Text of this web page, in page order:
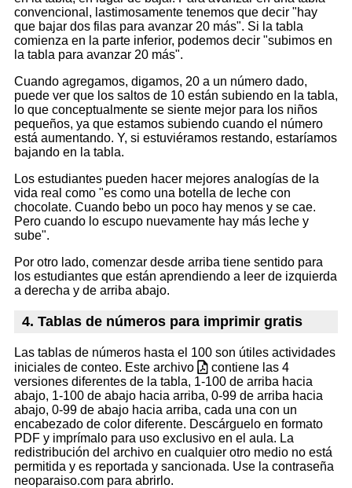
convencional, lastimosamente tenemos que decir "hay
que bajar dos filas para avanzar 20 más". Si la tabla
comienza en la parte inferior, podemos decir "subimos en
la tabla para avanzar 20 más".
Cuando agregamos, digamos, 20 a un número dado,
puede ver que los saltos de 10 están subiendo en la tabla,
lo que conceptualmente se siente mejor para los niños
pequeños, ya que estamos subiendo cuando el número
está aumentando. Y, si estuviéramos restando, estaríamos
bajando en la tabla.
Los estudiantes pueden hacer mejores analogías de la
vida real como "es como una botella de leche con
chocolate. Cuando bebo un poco hay menos y se cae.
Pero cuando lo escupo nuevamente hay más leche y
sube".
Por otro lado, comenzar desde arriba tiene sentido para
los estudiantes que están aprendiendo a leer de izquierda
a derecha y de arriba abajo.
4. Tablas de números para imprimir gratis
Las tablas de números hasta el 100 son útiles actividades
iniciales de conteo. Este archivo
contiene las 4
versiones diferentes de la tabla, 1-100 de arriba hacia
abajo, 1-100 de abajo hacia arriba, 0-99 de arriba hacia
abajo, 0-99 de abajo hacia arriba, cada una con un
encabezado de color diferente. Descárguelo en formato
PDF y imprímalo para uso exclusivo en el aula. La
redistribución del archivo en cualquier otro medio no está
permitida y es reportada y sancionada. Use la contraseña
neoparaiso.com para abrirlo.